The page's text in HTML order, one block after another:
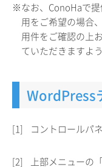
※なお、ConoHaで提
用をご希望の場合
用件をご確認の上
ていただきますよ
WordPress
[1] コントロールパ
[2] 上部メニューの